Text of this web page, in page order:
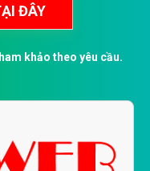
khảo theo yêu cầu.